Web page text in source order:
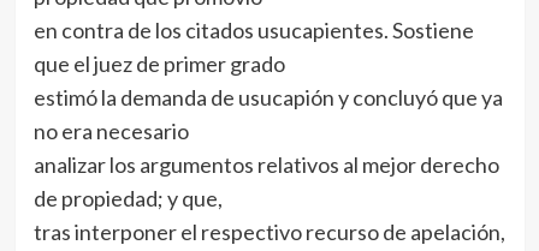
en contra de los citados usucapientes. Sostiene
que el juez de primer grado
estimó la demanda de usucapión y concluyó que ya
no era necesario
analizar los argumentos relativos al mejor derecho
de propiedad; y que,
tras interponer el respectivo recurso de apelación,